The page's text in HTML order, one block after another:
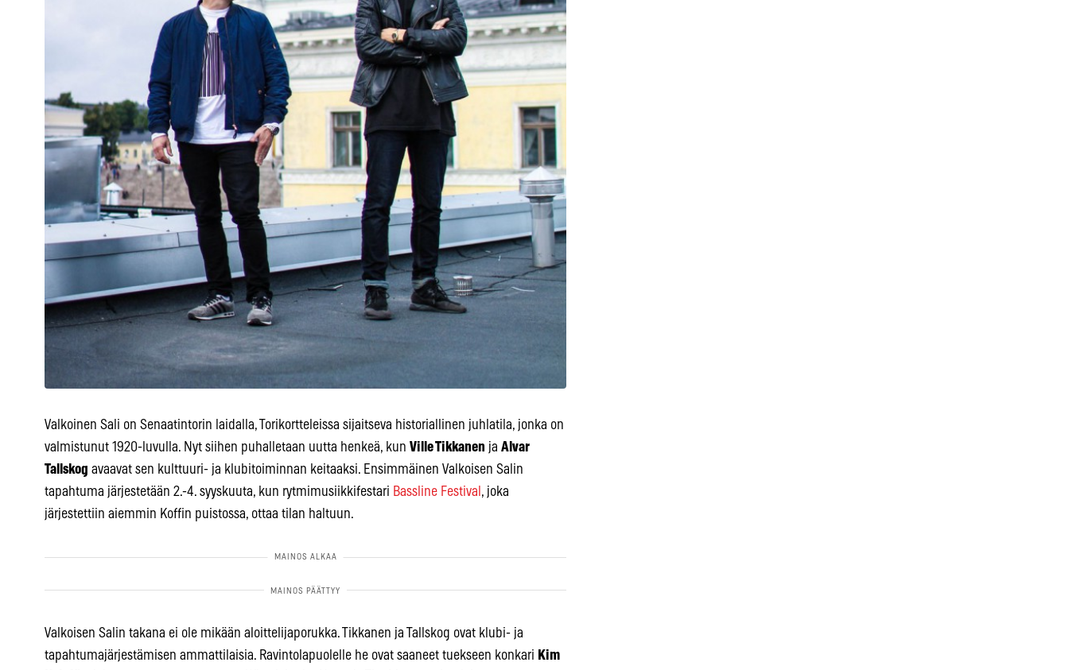
Valkoinen Sali on Senaatintorin laidalla, Torikortteleissa sijaitseva historiallinen juhlatila, jonka on
valmistunut 1920-luvulla. Nyt siihen puhalletaan uutta henkeä, kun Ville Tikkanen ja Alvar
Tallskog avaavat sen kulttuuri- ja klubitoiminnan keitaaksi. Ensimmäinen Valkoisen Salin
tapahtuma järjestetään 2.-4. syyskuuta, kun rytmimusiikkifestari Bassline Festival , joka
järjestettiin aiemmin Koffin puistossa, ottaa tilan haltuun.
Valkoisen Salin takana ei ole mikään aloittelijaporukka. Tikkanen ja Tallskog ovat klubi- ja
tapahtumajärjestämisen ammattilaisia. Ravintolapuolelle he ovat saaneet tuekseen konkari Kim